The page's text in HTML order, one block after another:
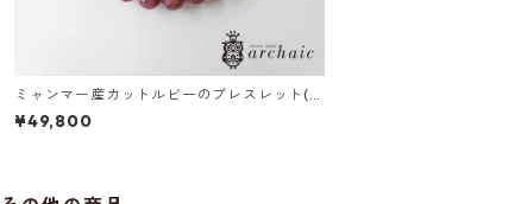
ミャンマー産カットルビーのブレスレット(8.
5mm)
¥49,800